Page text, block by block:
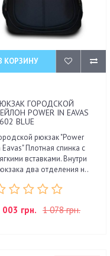
КОРЗИНУ
ГОРОДСКОЙ
POWER IN EAVAS
BLUE
рюкзак "Power
Eavas" Плотная спинка с
вставками. Внутри
два отделения н..
003 грн. 1 078 грн.